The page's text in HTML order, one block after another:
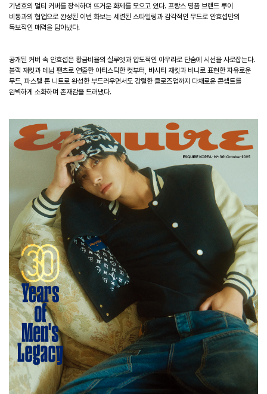
기념호의 멀티 커버를 장식하며 뜨거운 화제를 모으고 있다. 프랑스 명품 브랜드 루이
비통과의 협업으로 완성된 이번 화보는 세련된 스타일링과 감각적인 무드로 안효섭만의
독보적인 매력을 담아냈다.
공개된 커버 속 안효섭은 황금비율의 실루엣과 압도적인 아우라로 단숨에 시선을 사로잡는다.
블랙 재킷과 데님 팬츠로 연출한 아티스틱한 컷부터, 바시티 재킷과 비니로 표현한 자유로운
무드, 파스텔 톤 니트로 완성한 부드러우면서도 강렬한 클로즈업까지 다채로운 콘셉트를
완벽하게 소화하며 존재감을 드러냈다.